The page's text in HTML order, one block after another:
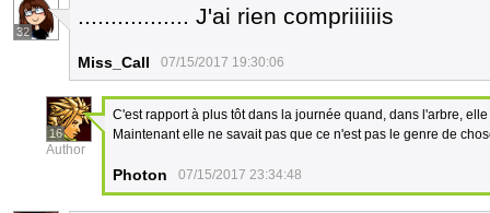
32
................. J'ai rien compriiiiiis
Miss_Call 07/15/2017 19:30:06
16
Author
C'est rapport à plus tôt dans la journée quand, dans l'arbre,
Maintenant elle ne savait pas que ce n'est pas le genre de
Photon 07/15/2017 23:34:48